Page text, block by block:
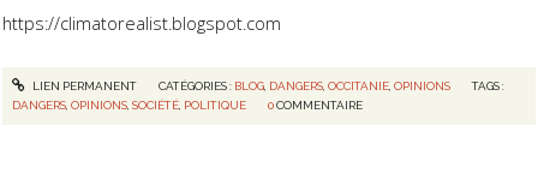
https://climatorealist.blogspot.com
LIEN PERMANENT CATÉGORIES : BLOG, DANGERS, OCCITANIE, OPINIONS
TAGS :
DANGERS ,OPINIONS ,SOCIÉTÉ POLITIQUE 0 COMMENTAIRE